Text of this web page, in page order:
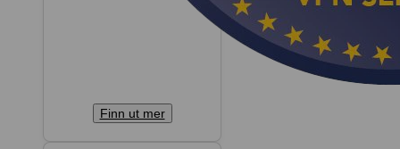
Finn ut mer